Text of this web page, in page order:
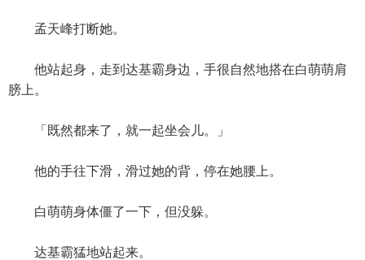
孟天峰打断她。
他站起身，走到达基霸身边，手很自然地搭在白萌萌肩
膀上。
「既然都来了，就一起坐会儿。」
他的手往下滑，滑过她的背，停在她腰上。
白萌萌身体僵了一下，但没躲。
达基霸猛地站起来。